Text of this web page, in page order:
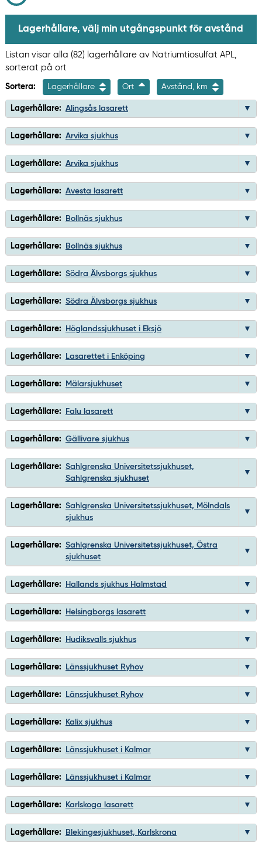
Lagerhållare, välj min utgångspunkt för avstånd
Listan visar alla (82) lagerhållare av Natriumtiosulfat APL,
sorterat på ort
Sortera: Lagerhållare Ort Avstånd, km
Lagerhållare: Alingsås lasarett
Lagerhållare: Arvika sjukhus
Lagerhållare: Arvika sjukhus
Lagerhållare: Avesta lasarett
Lagerhållare: Bollnäs sjukhus
Lagerhållare: Bollnäs sjukhus
Lagerhållare: Södra Älvsborgs sjukhus
Lagerhållare: Södra Älvsborgs sjukhus
Lagerhållare: Höglandssjukhuset i Eksjö
Lagerhållare: Lasarettet i Enköping
Lagerhållare: Mälarsjukhuset
Lagerhållare: Falu lasarett
Lagerhållare: Gällivare sjukhus
Lagerhållare: Sahlgrenska Universitetssjukhuset,
Sahlgrenska sjukhuset
Lagerhållare: Sahlgrenska Universitetssjukhuset, Mölndals
sjukhus
Lagerhållare: Sahlgrenska Universitetssjukhuset, Östra
sjukhuset
Lagerhållare: Hallands sjukhus Halmstad
Lagerhållare: Helsingborgs lasarett
Lagerhållare: Hudiksvalls sjukhus
Lagerhållare: Länssjukhuset Ryhov
Lagerhållare: Länssjukhuset Ryhov
Lagerhållare: Kalix sjukhus
Lagerhållare: Länssjukhuset i Kalmar
Lagerhållare: Länssjukhuset i Kalmar
Lagerhållare: Karlskoga lasarett
Lagerhållare: Blekingesjukhuset, Karlskrona